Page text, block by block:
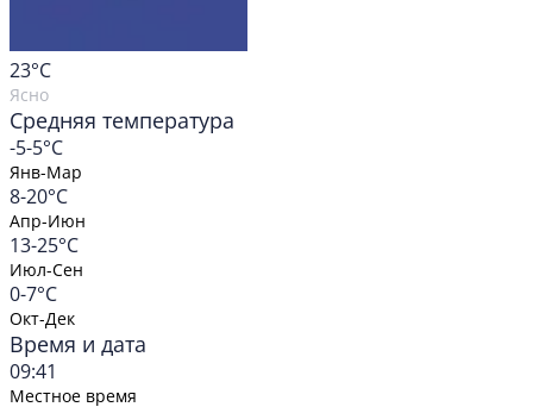
23°C
Ясно
Средняя температура
-5-5°C
Янв-Мар
8-20°C
Апр-Июн
13-25°C
Июл-Сен
0-7°C
Окт-Дек
Время и дата
09:41
Местное время